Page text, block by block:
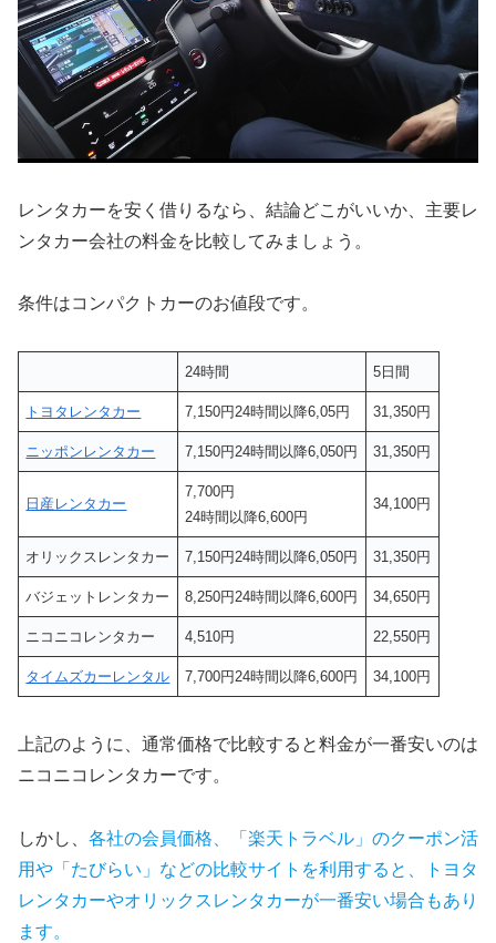
レンタカーを安く借りるなら、結論どこがいいか、主要レ
ンタカー会社の料金を比較してみましょう。
条件はコンパクトカーのお値段です。
24時間 5日間
トヨタレンタカー 7,150円24時間以降6,05円 31,350円
ニッポンレンタカー 7,150円24時間以降6,050円 31,350円
日産レンタカー
7,700円
24時間以降6,600円
34,100円
オリックスレンタカー 7,150円24時間以降6,050円 31,350円
バジェットレンタカー 8,250円24時間以降6,600円 34,650円
ニコニコレンタカー 4,510円 22,550円
タイムズカーレンタル 7,700円24時間以降6,600円 34,100円
上記のように、通常価格で比較すると料金が一番安いのは
ニコニコレンタカーです。
しかし、 各社の会員価格、「楽天トラベル」のクーポン活
用や「たびらい」などの比較サイトを利用すると、トヨタ
レンタカーやオリックスレンタカーが一番安い場合もあり
ます。